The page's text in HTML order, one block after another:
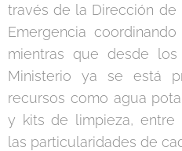
través de la Dirección de
Emergencia
mientras que desde
Ministerio ya se está
recursos como agua
y kits de limpieza, entre
las particularidades de